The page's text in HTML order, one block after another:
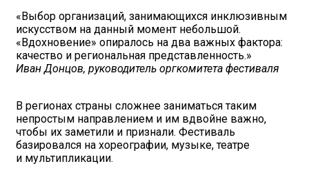
«Выбор организаций, занимающихся инклюзивным
искусством на данный момент небольшой.
«Вдохновение» опиралось на два важных фактора:
качество и региональная представленность.»
Иван Донцов, руководитель оргкомитета фестиваля
В регионах страны сложнее заниматься таким
непростым направлением и им вдвойне важно,
чтобы их заметили и признали. Фестиваль
базировался на хореографии, музыке, театре
и мультипликации.